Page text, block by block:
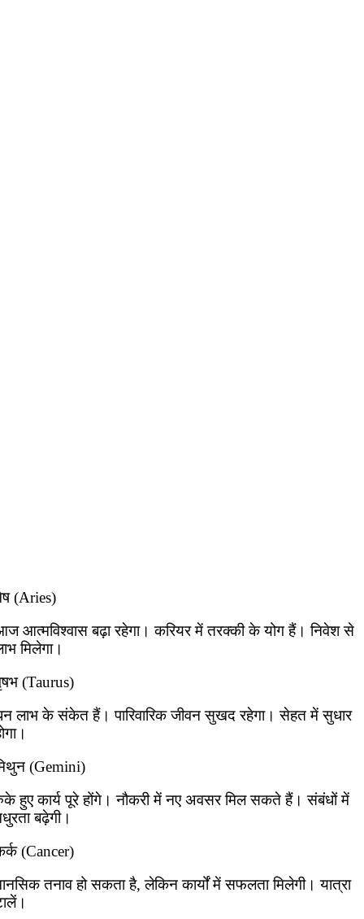
(Aries)
आत्मविश्वास बढ़ा रहेगा। करियर में तरक्की के योग हैं। निवेश से
मिलेगा।
(Taurus)
लाभ के संकेत हैं। पारिवारिक जीवन सुखद रहेगा। सेहत में सुधार
(Gemini)
हुए कार्य पूरे होंगे। नौकरी में नए अवसर मिल सकते हैं। संबंधों में
बढ़ेगी।
(Cancer)
तनाव हो सकता है, लेकिन कार्यों में सफलता मिलेगी। यात्रा